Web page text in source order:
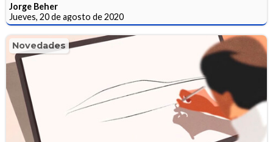
Jorge Beher
Jueves, 20 de agosto de 2020
Novedades